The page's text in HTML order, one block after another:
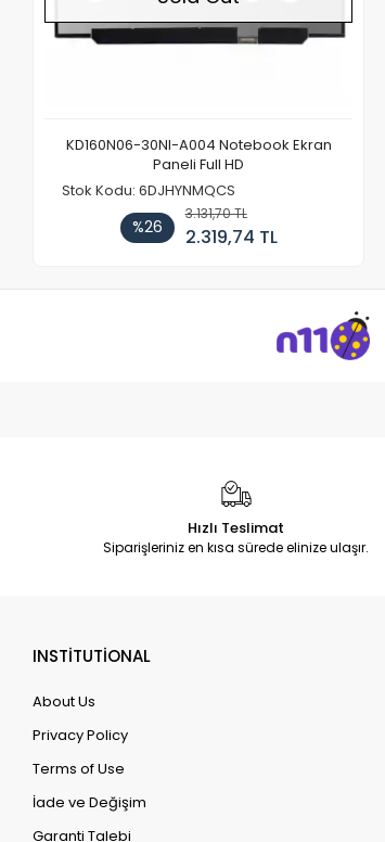
KD160N06-30NI-A004 Notebook Ekran
Paneli Full HD
Stok Kodu: 6DJHYNMQCS
%26
3.131,70 TL
2.319,74 TL
Hızlı Teslimat
Siparişleriniz en kısa sürede elinize ulaşır.
INSTİTUTİONAL
About Us
Privacy Policy
Terms of Use
İade ve Değişim
Garanti Talebi